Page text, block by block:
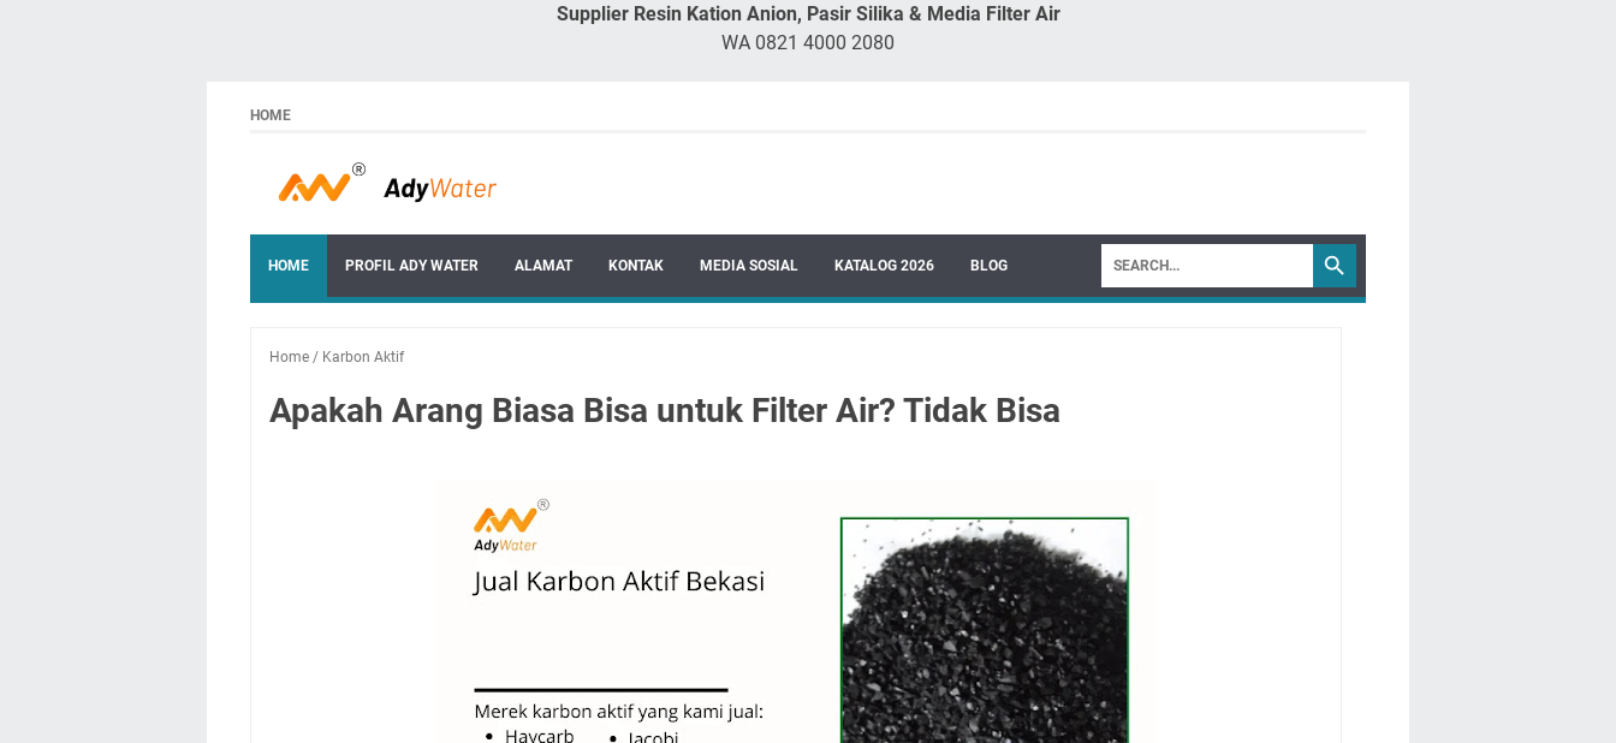
Supplier Resin Kation Anion, Pasir Silika & Media Filter Air
WA 0821 4000 2080
HOME
HOME PROFIL ADY WATER ALAMAT KONTAK MEDIA SOSIAL KATALOG 2026 BLOG
Home / Karbon Aktif
Apakah Arang Biasa Bisa untuk Filter Air? Tidak Bisa